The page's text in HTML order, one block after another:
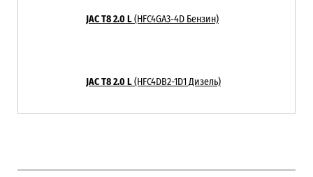
JAC T8 2.0 L(HFC4GA3-4D Бензин)
JAC T8 2.0 L(HFC4DB2-1D1 Дизель)